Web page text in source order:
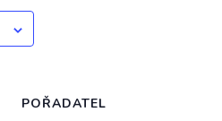
POŘADATEL